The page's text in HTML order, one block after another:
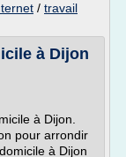
/ travail
à Dijon
à Dijon.
pour arrondir
à Dijon